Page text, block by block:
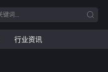
行业资讯